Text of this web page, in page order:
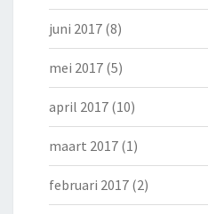
juni 2017 (8)
mei 2017 (5)
april 2017 (10)
maart 2017 (1)
februari 2017 (2)